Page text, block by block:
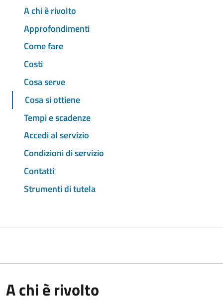
A chi è rivolto
Approfondimenti
Come fare
Costi
Cosa serve
Cosa si ottiene
Tempi e scadenze
Accedi al servizio
Condizioni di servizio
Contatti
Strumenti di tutela
A chi è rivolto